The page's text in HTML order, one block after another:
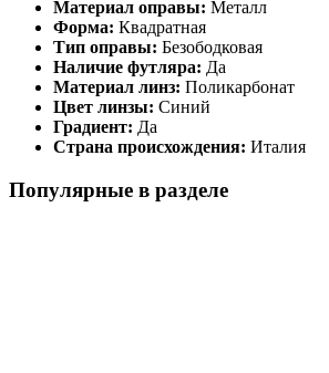
Материал оправы: Металл
Форма: Квадратная
Тип оправы: Безободковая
Наличие футляра: Да
Материал линз: Поликарбонат
Цвет линзы: Синий
Градиент: Да
Страна происхождения: Италия
Популярные в разделе